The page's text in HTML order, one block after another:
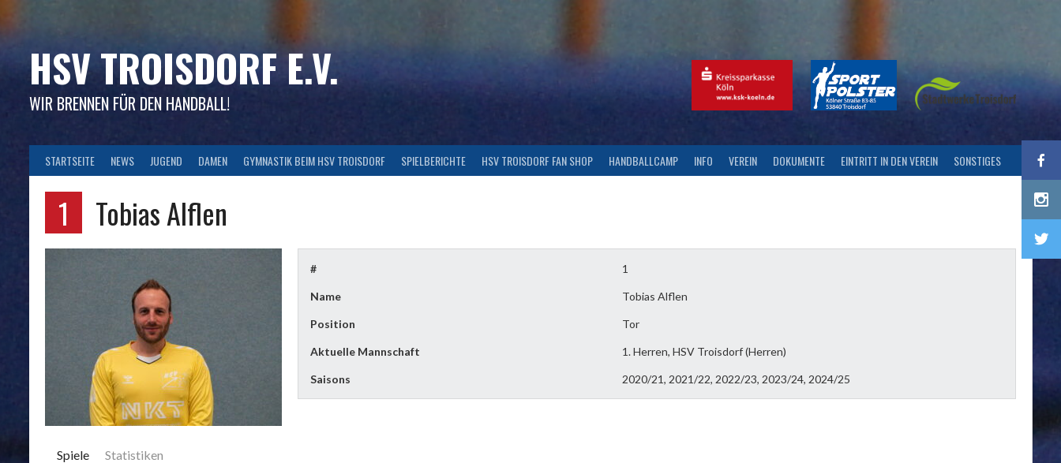
to
HSV TROISDORF E.V.
WIR BRENNEN FÜR DEN HANDBALL!
STARTSEITE NEWS JUGEND DAMEN GYMNASTIK BEIM HSV TROISDORF SPIELBERICHTE HSV TROISDORF FAN SHOP HANDBALLCAMP INFO VEREIN DOKUMENTE EINTRITT IN DEN VEREIN SONSTIGES
1 Tobias Alflen
# 1
Name Tobias Alflen
Position Tor
Aktuelle Mannschaft 1. Herren, HSV Troisdorf (Herren)
Saisons 2020/21, 2021/22, 2022/23, 2023/24, 2024/25
Spiele Statistiken